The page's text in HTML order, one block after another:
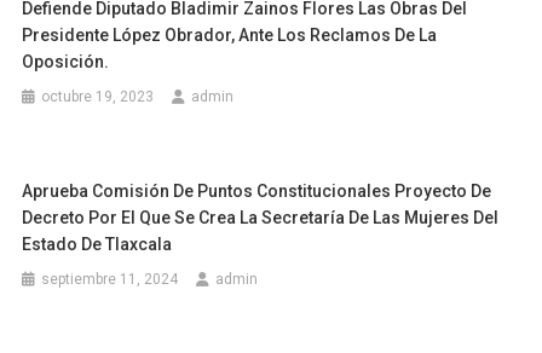
Defiende Diputado Bladimir Zainos Flores Las Obras Del
Presidente López Obrador, Ante Los Reclamos De La
Oposición.
octubre 19, 2023 admin
Aprueba Comisión De Puntos Constitucionales Proyecto De
Decreto Por El Que Se Crea La Secretaría De Las Mujeres Del
Estado De Tlaxcala
septiembre 11, 2024 admin